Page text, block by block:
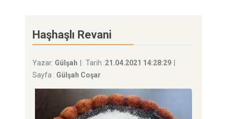
Haşhaşlı Revani
Yazar: Gülşah Tarih :21.04.2021 14:28:29
Sayfa : Gülşah Coşar